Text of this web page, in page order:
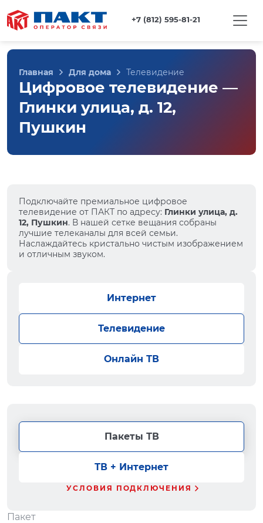
+7 (812) 595-81-21
Главная Для дома Телевидение
Цифровое телевидение —
Глинки улица, д. 12,
Пушкин
Подключайте премиальное цифровое
телевидение от ПАКТ по адресу: Глинки улица, д.
12, Пушкин. В нашей сетке вещания собраны
лучшие телеканалы для всей семьи.
Наслаждайтесь кристально чистым изображением
и отличным звуком.
Интернет
Телевидение
Онлайн ТВ
Пакеты ТВ
ТВ + Интернет
УСЛОВИЯ ПОДКЛЮЧЕНИЯ
Пакет